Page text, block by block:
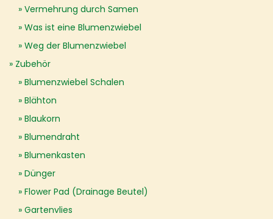
Vermehrung durch Samen
Was ist eine Blumenzwiebel
Weg der Blumenzwiebel
Zubehör
Blumenzwiebel Schalen
Blähton
Blaukorn
Blumendraht
Blumenkasten
Dünger
Flower Pad (Drainage Beutel)
Gartenvlies